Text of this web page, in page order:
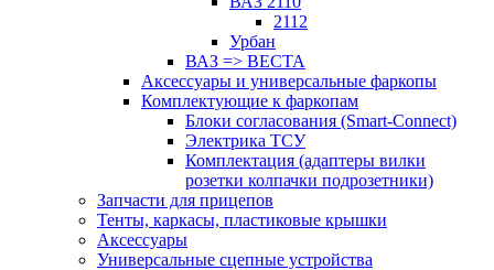
2112
Урбан
ВАЗ => ВЕСТА
Аксессуары и универсальные фаркопы
Комплектующие к фаркопам
Блоки согласования (Smart-Connect)
Электрика ТСУ
Комплектация (адаптеры вилки
розетки колпачки подрозетники)
Запчасти для прицепов
Тенты, каркасы, пластиковые крышки
Аксессуары
Универсальные сцепные устройства